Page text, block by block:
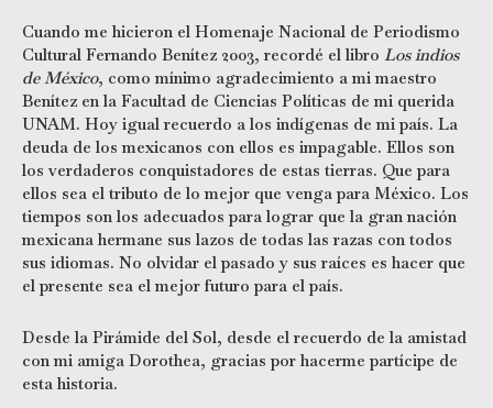
Cuando me hicieron el Homenaje Nacional de Periodismo
Cultural Fernando Benítez 2003, recordé el libro Los indios
de México, como mínimo agradecimiento a mi maestro
Benítez en la Facultad de Ciencias Políticas de mi querida
UNAM. Hoy igual recuerdo a los indígenas de mi país. La
deuda de los mexicanos con ellos es impagable. Ellos son
los verdaderos conquistadores de estas tierras. Que para
ellos sea el tributo de lo mejor que venga para México. Los
tiempos son los adecuados para lograr que la gran nación
mexicana hermane sus lazos de todas las razas con todos
sus idiomas. No olvidar el pasado y sus raíces es hacer que
el presente sea el mejor futuro para el país.
Desde la Pirámide del Sol, desde el recuerdo de la amistad
con mi amiga Dorothea, gracias por hacerme partícipe de
esta historia.